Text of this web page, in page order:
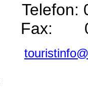
Telefon:
Fax: